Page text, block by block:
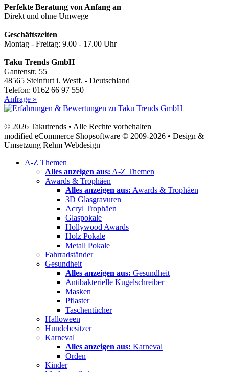
Perfekte Beratung von Anfang an
Direkt und ohne Umwege
Geschäftszeiten
Montag - Freitag: 9.00 - 17.00 Uhr
Taku Trends GmbH
Gantenstr. 55
48565 Steinfurt i. Westf. - Deutschland
Telefon: 0162 66 97 550
Anfrage »
© 2026 Takutrends • Alle Rechte vorbehalten
modified eCommerce Shopsoftware © 2009-2026 • Design &
Umsetzung Rehm Webdesign
A-Z Themen
Alles anzeigen aus: A-Z Themen
Awards & Trophäen
Alles anzeigen aus: Awards & Trophäen
3D Glasgravuren
Acryl Trophäen
Glaspokale
Hollywood Awards
Holz Pokale
Metall Pokale
Fahrradständer
Gesundheit
Alles anzeigen aus: Gesundheit
Antibakterielle Kugelschreiber
Masken
Pflaster
Taschentücher
Halloween
Hundebesitzer
Karneval
Alles anzeigen aus: Karneval
Orden
Kinder